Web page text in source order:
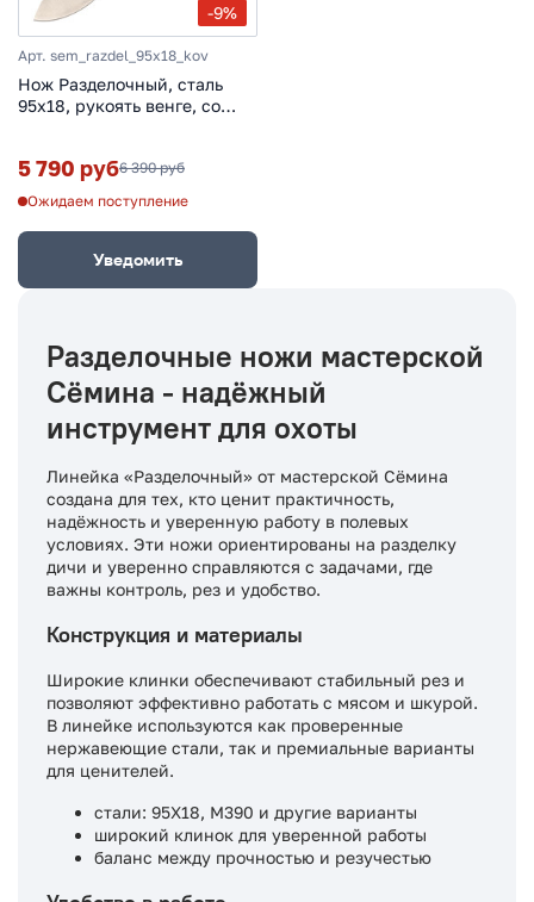
-9%
Арт. sem_razdel_95х18_kov
Нож Разделочный, сталь
95х18, рукоять венге, со
5 790 руб6 390 руб
Ожидаем поступление
Уведомить
Разделочные ножи мастерской
Сёмина - надёжный
инструмент для охоты
Линейка «Разделочный» от мастерской Сёмина
создана для тех, кто ценит практичность,
надёжность и уверенную работу в полевых
условиях. Эти ножи ориентированы на разделку
дичи и уверенно справляются с задачами, где
важны контроль, рез и удобство.
Конструкция и материалы
Широкие клинки обеспечивают стабильный рез и
позволяют эффективно работать с мясом и шкурой.
В линейке используются как проверенные
нержавеющие стали, так и премиальные варианты
для ценителей.
стали: 95Х18, M390 и другие варианты
широкий клинок для уверенной работы
баланс между прочностью и резучестью